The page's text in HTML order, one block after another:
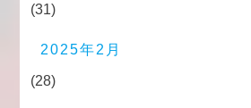
(31)
2025年2月
(28)